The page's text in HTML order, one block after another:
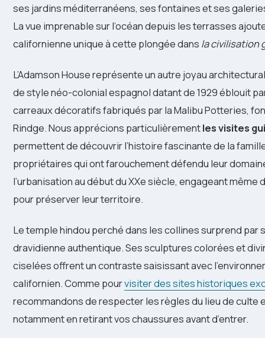
ses jardins méditerranéens, ses fontaines et ses
La vue imprenable sur l’océan depuis les terrasses
californienne unique à cette plongée dans la civilisation
L’Adamson House représente un autre joyau
de style néo-colonial espagnol datant de 1929 éblouit
carreaux décoratifs fabriqués par la Malibu Potteries,
Rindge. Nous apprécions particulièrementles visites
permettent de découvrir l’histoire fascinante de la
propriétaires qui ont farouchement défendu leur
l’urbanisation au début du XXe siècle, engageant même
pour préserver leur territoire.
Le temple hindou perché dans les collines surprend par
dravidienne authentique. Ses sculptures colorées et
ciselées offrent un contraste saisissant avec
californien. Comme pourvisiter des sites historiques
recommandons de respecter les règles du lieu de culte
notamment en retirant vos chaussures avant d’entrer.